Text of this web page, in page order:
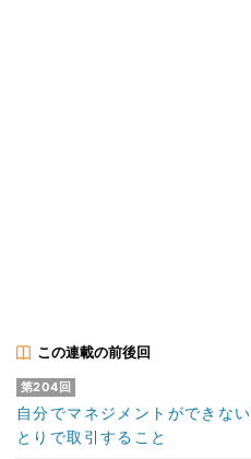
この連載の前後回
第204回
自分でマネジメントができな
とりで取引すること